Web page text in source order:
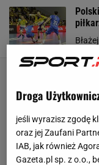
Droga
jeśli wyrazisz zgodę
oraz jej Zaufani
IAB, jak również
Gazeta.pl sp. z o.o.,